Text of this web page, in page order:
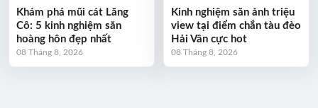
Khám phá mũi cát Lăng
Cô: 5 kinh nghiệm săn
hoàng hôn đẹp nhất
08 Tháng 8, 2026
Kinh nghiệm săn ảnh triệu
view tại điểm chắn tàu đèo
Hải Vân cực hot
08 Tháng 8, 2026